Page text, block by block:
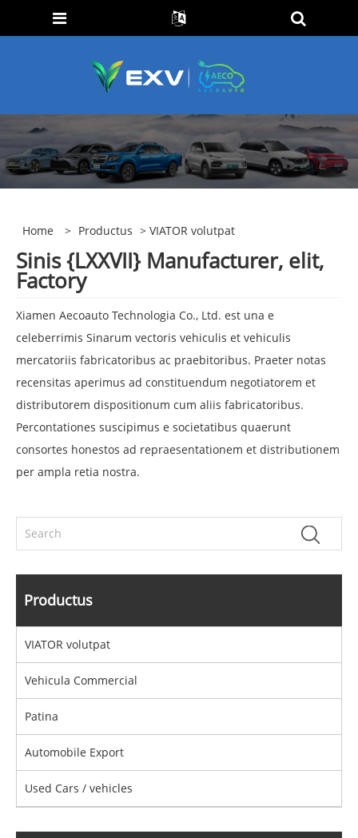
Home > Productus > VIATOR volutpat
Sinis {LXXVII} Manufacturer, elit,
Factory
Xiamen Aecoauto Technologia Co., Ltd. est una e
celeberrimis Sinarum vectoris vehiculis et vehiculis
mercatoriis fabricatoribus ac praebitoribus. Praeter notas
recensitas aperimus ad constituendum negotiatorem et
distributorem dispositionum cum aliis fabricatoribus.
Percontationes suscipimus e societatibus quaerunt
consortes honestos ad repraesentationem et distributionem
per ampla retia nostra.
Productus
VIATOR volutpat
Vehicula Commercial
Patina
Automobile Export
Used Cars / vehicles